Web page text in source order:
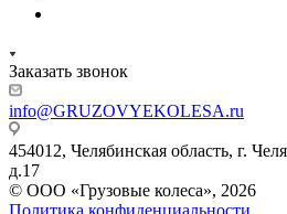
Заказать звонок
info@GRUZOVYEKOLESA.ru
454012, Челябинская область, г.
д.17
© ООО «Грузовые колеса», 2026
Политика конфиденциальности